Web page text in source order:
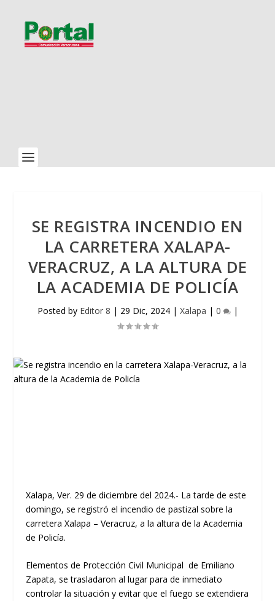
SE REGISTRA INCENDIO EN
LA CARRETERA XALAPA-
VERACRUZ, A LA ALTURA DE
LA ACADEMIA DE POLICÍA
Posted by Editor 8 | 29 Dic, 2024| Xalapa | 0 |
Xalapa, Ver. 29 de diciembre del 2024.- La tarde de este
domingo, se registró el incendio de pastizal sobre la
carretera Xalapa – Veracruz, a la altura de la Academia
de Policía.
Elementos de Protección Civil Municipal de Emiliano
Zapata, se trasladaron al lugar para de inmediato
controlar la situación y evitar que el fuego se extendiera